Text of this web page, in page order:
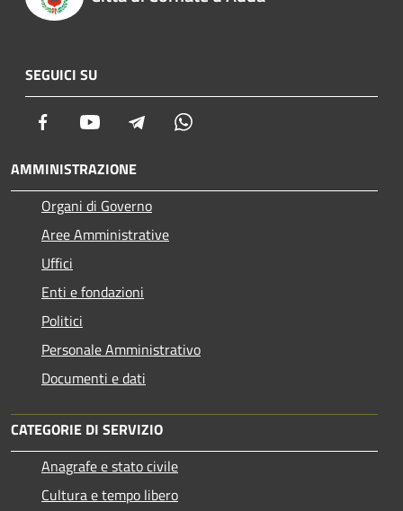
SEGUICI SU
Facebook Youtube Telegram
AMMINISTRAZIONE
Organi di Governo
Aree Amministrative
Uffici
Enti e fondazioni
Politici
Personale Amministrativo
Documenti e dati
CATEGORIE DI SERVIZIO
Anagrafe e stato civile
Cultura e tempo libero